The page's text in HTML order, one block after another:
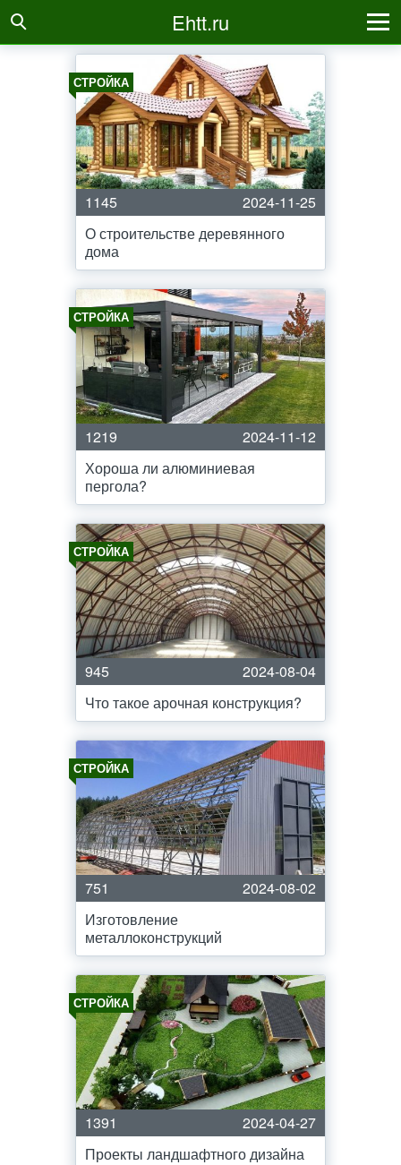
Ehtt.ru
СТРОЙКА
1145
2024-11-25
О строительстве деревянного
дома
СТРОЙКА
1219
2024-11-12
Хороша ли алюминиевая
пергола?
СТРОЙКА
945
2024-08-04
Что такое арочная конструкция?
СТРОЙКА
751
2024-08-02
Изготовление
металлоконструкций
СТРОЙКА
1391
2024-04-27
Проекты ландшафтного дизайна